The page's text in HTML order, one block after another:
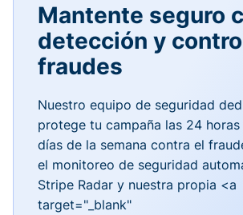
Mantente seguro
detección y
fraudes
Nuestro equipo de seguridad
protege tu campaña las 24
días de la semana contra el
el monitoreo de seguridad
Stripe Radar y nuestra propia <a
target="_blank"